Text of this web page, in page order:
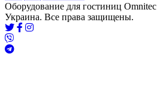
Оборудование для гостиниц
Украина. Все права защищены.